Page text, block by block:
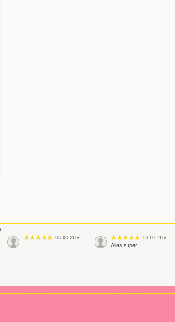
05.08.26 ▼ 16.07.26 ▼
Alles super!
08.06.26▼ 29.05.26▼